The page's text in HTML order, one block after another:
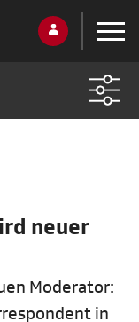
neuer
Moderator:
in